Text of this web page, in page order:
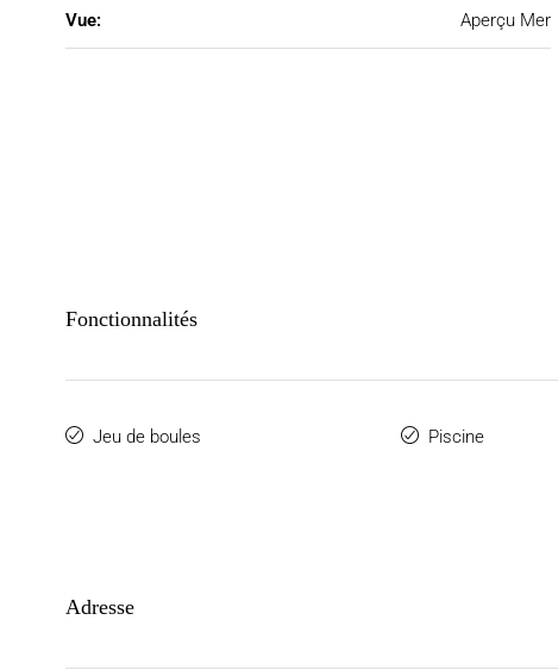
Vue: Aperçu Mer
Fonctionnalités
Jeu de boules Piscine
Adresse